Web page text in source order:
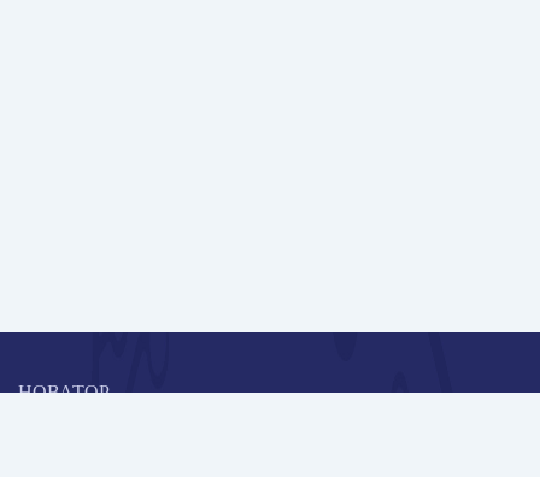
НОВАТОР